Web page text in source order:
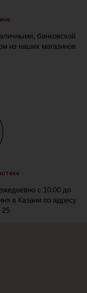
банковской
из наших магазинов
с 10:00 до
в Казани по адресу
25